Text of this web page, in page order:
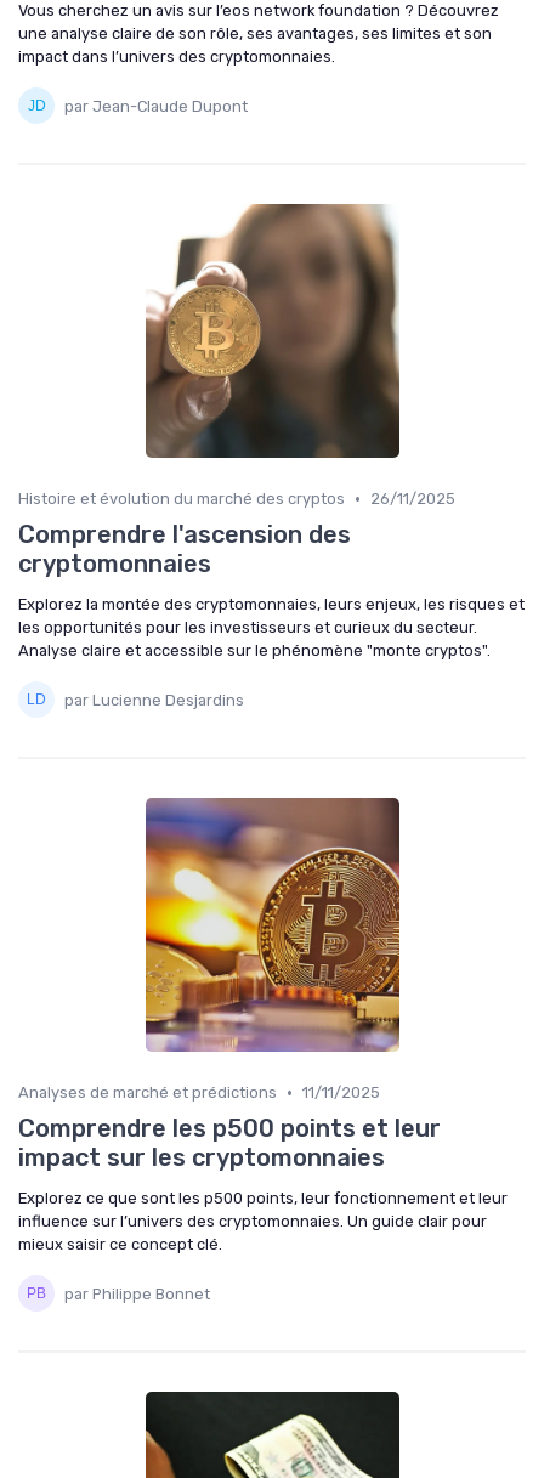
Vous cherchez un avis sur l’eos network foundation ? Découvrez
une analyse claire de son rôle, ses avantages, ses limites et son
impact dans l’univers des cryptomonnaies.
par Jean-Claude Dupont
Histoire et évolution du marché des cryptos • 26/11/2025
Comprendre l'ascension des
cryptomonnaies
Explorez la montée des cryptomonnaies, leurs enjeux, les risques et
les opportunités pour les investisseurs et curieux du secteur.
Analyse claire et accessible sur le phénomène "monte cryptos".
par Lucienne Desjardins
Analyses de marché et prédictions • 11/11/2025
Comprendre les p500 points et leur
impact sur les cryptomonnaies
Explorez ce que sont les p500 points, leur fonctionnement et leur
influence sur l’univers des cryptomonnaies. Un guide clair pour
mieux saisir ce concept clé.
par Philippe Bonnet